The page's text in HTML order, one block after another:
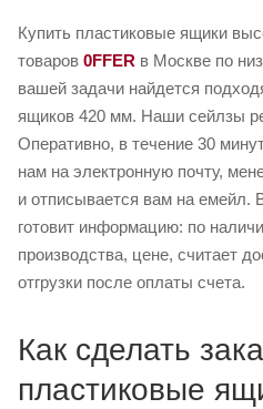
Купить пластиковые ящики
товаров 0FFER в Москве по
вашей задачи найдется
ящиков 420 мм. Наши сейлзы
Оперативно, в течение 30
нам на электронную почту,
и отписывается вам на емейл.
готовит информацию: по
производства, цене, считает
отгрузки после оплаты счета.
Как сделать
пластиковые